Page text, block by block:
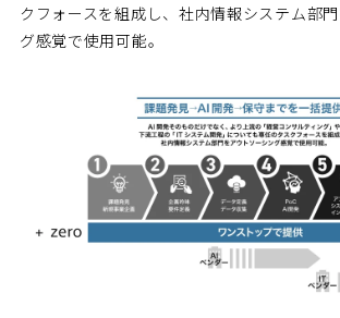
クフォースを組成し、社内情報システム部
グ感覚で使用可能。